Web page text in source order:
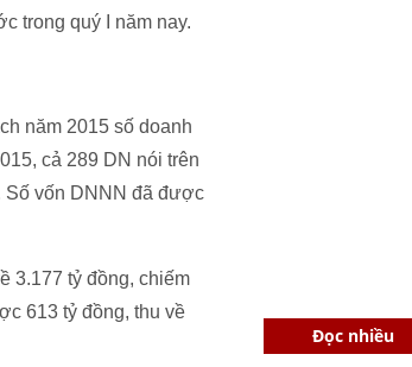
trong quý I năm nay.
năm 2015 số doanh
cả 289 DN nói trên
Số vốn DNNN đã được
3.177 tỷ đồng, chiếm
613 tỷ đồng, thu về
Đọc nhiều